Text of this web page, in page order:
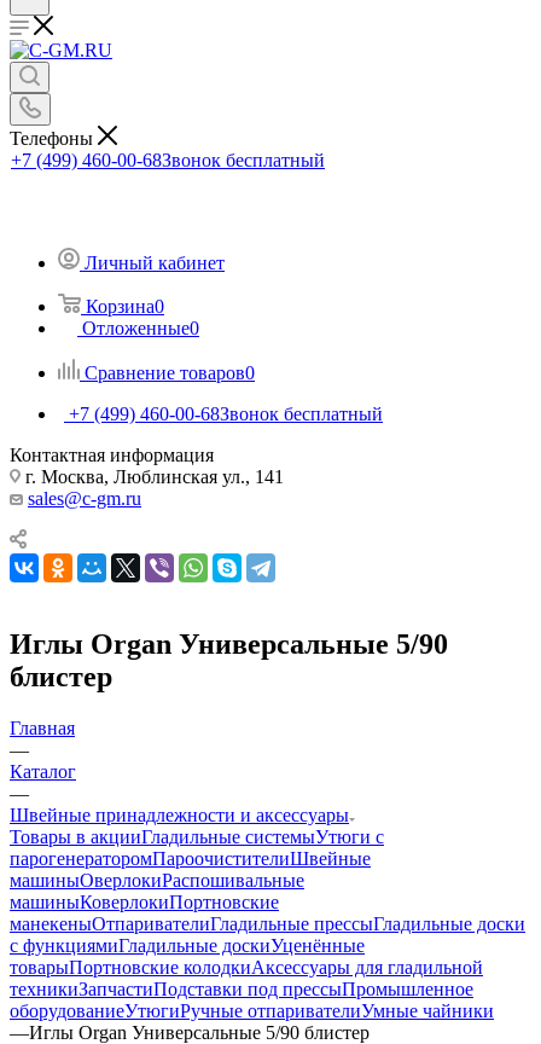
Телефоны
+7 (499) 460-00-68Звонок бесплатный
Личный кабинет
Корзина0
Отложенные0
Сравнение товаров0
+7 (499) 460-00-68Звонок бесплатный
Контактная информация
г. Москва, Люблинская ул., 141
sales@c-gm.ru
Иглы Organ Универсальные 5/90
блистер
Главная
—
Каталог
—
Швейные принадлежности и аксессуары
Товары в акцииГладильные системыУтюги с
парогенераторомПароочистителиШвейные
машиныОверлокиРаспошивальные
машиныКоверлокиПортновские
манекеныОтпаривателиГладильные прессыГладильные доски
с функциямиГладильные доскиУценённые
товарыПортновские колодкиАксессуары для гладильной
техникиЗапчастиПодставки под прессыПромышленное
оборудованиеУтюгиРучные отпаривателиУмные чайники
—Иглы Organ Универсальные 5/90 блистер